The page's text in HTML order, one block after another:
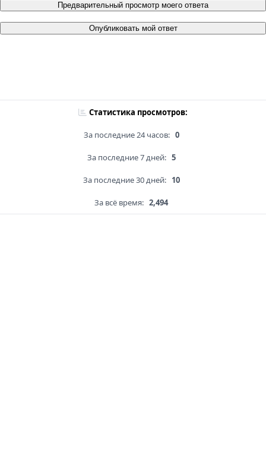
Предварительный просмотр моего ответа
Опубликовать мой ответ
Статистика просмотров:
За последние 24 часов: 0
За последние 7 дней: 5
За последние 30 дней: 10
За всё время: 2,494